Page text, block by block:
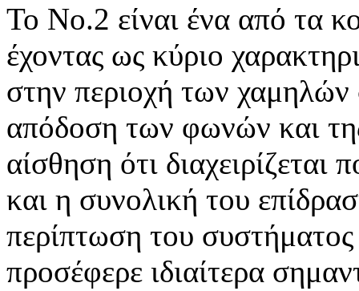
To No.2 είναι ένα από τα
έχοντας ως κύριο
στην περιοχή των
απόδοση των φωνών και
αίσθηση ότι διαχειρίζεται
και η συνολική του
περίπτωση του
προσέφερε ιδιαίτερα